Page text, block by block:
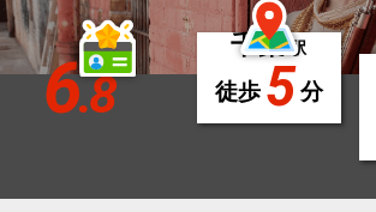
6.8
千葉駅
徒歩 5分